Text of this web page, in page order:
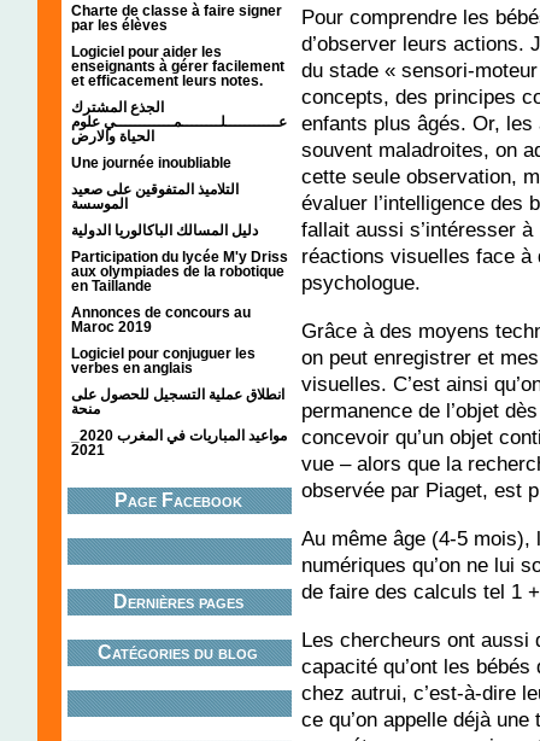
Charte de classe à faire signer
par les élèves
Logiciel pour aider les
enseignants à gérer facilement
et efficacement leurs notes.
الجذع المشترك
عـــــــــــلــــــــمــــــــــــي علوم
الحياة والارض
Une journée inoubliable
التلاميذ المتفوقين على صعيد
الموسسة
دليل المسالك الباكالوريا الدولية
Participation du lycée M'y Driss
aux olympiades de la robotique
en Taillande
Annonces de concours au
Maroc 2019
Logiciel pour conjuguer les
verbes en anglais
انطلاق عملية التسجيل للحصول على
منحة
2021
Page Facebook
Dernières pages
Catégories du blog
Pour comprendre les
d’observer leurs actions.
du stade « sensori-
concepts, des principes
enfants plus âgés. Or,
souvent maladroites, on
cette seule observation,
évaluer l’intelligence des
fallait aussi s’intéresser
réactions visuelles face
psychologue.
Grâce à des moyens
on peut enregistrer et
visuelles. C’est ainsi
permanence de l’objet
concevoir qu’un objet
vue – alors que la
observée par Piaget, est
Au même âge (4-5
numériques qu’on ne lui
de faire des calculs tel 1
Les chercheurs ont aussi
capacité qu’ont les
chez autrui, c’est-à-dire
ce qu’on appelle déjà